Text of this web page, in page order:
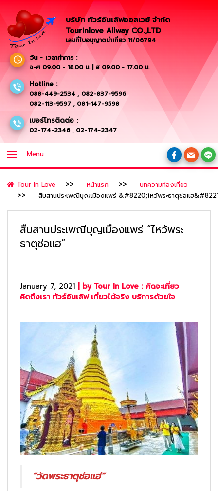
บริษัท ทัวร์อินเลิฟออลเวย์ จำกัด
Tourinlove Allway CO.,LTD
เลขที่ใบอนุญาตนำเที่ยว 11/06794
วัน - เวลาทำการ :
จ-ศ 09.00 - 18.00 น. | ส 09.00 - 17.00 น.
Hotline :
088-449-2534 , 082-837-9596
082-113-9597 , 081-147-9598
เบอร์โทรติดต่อ :
02-174-2346 , 02-174-2347
Menu
Tour In Love หน้าแรก
บทความท่องเที่ยว
สืบสานประเพณีบุญเมืองแพร่ &#8220;ไหว้พระธาตุช่อแฮ
สืบสานประเพณีบุญเมืองแพร่ “ไหว้พระ
ธาตุช่อแฮ”
January 7, 2021 | by Tour In Love : คิดจะเที่ยว
คิดถึงเรา ทัวร์อินเลิฟ เที่ยวได้จริง บริการด้วยใจ
“วัดพระธาตุช่อแฮ่”